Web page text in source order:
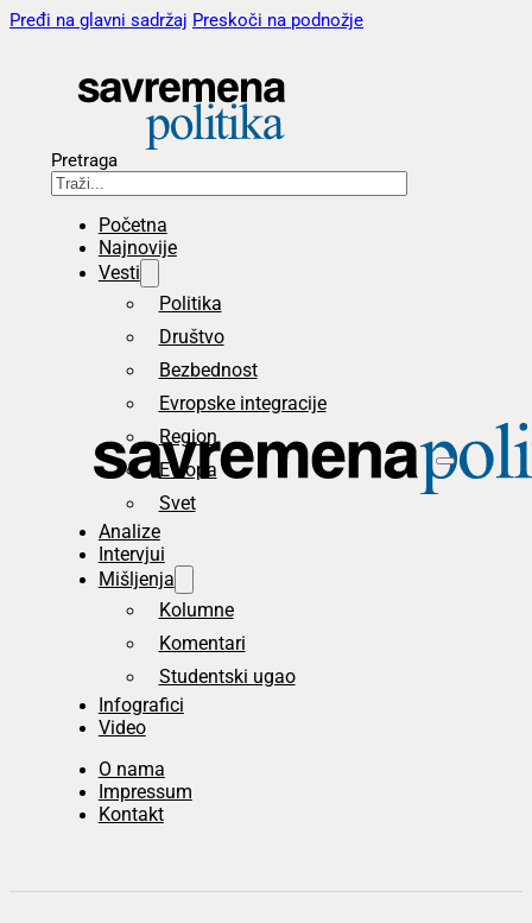
Pređi na glavni sadržaj Preskoči na podnožje
Pretraga
Početna
Najnovije
Vesti
Politika
Društvo
Bezbednost
Evropske integracije
Region
Evropa
Svet
Analize
Intervjui
Mišljenja
Kolumne
Komentari
Studentski ugao
Infografici
Video
O nama
Impressum
Kontakt